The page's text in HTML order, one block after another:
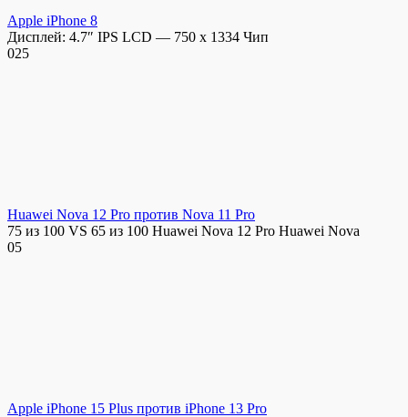
Apple iPhone 8
Дисплей: 4.7″ IPS LCD — 750 x 1334 Чип
025
Huawei Nova 12 Pro против Nova 11 Pro
75 из 100 VS 65 из 100 Huawei Nova 12 Pro Huawei Nova
05
Apple iPhone 15 Plus против iPhone 13 Pro